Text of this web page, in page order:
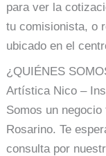
para ver la
tu comisionista, o
ubicado en el
¿QUIÉNES
Artística Nico –
Somos un
Rosarino. Te
consulta por